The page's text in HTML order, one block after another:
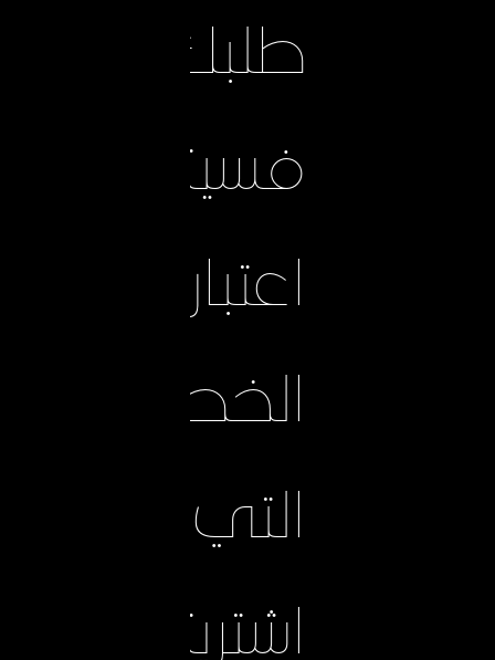
طلبك،
فسيتم
اعتبار
الخطوط
التي